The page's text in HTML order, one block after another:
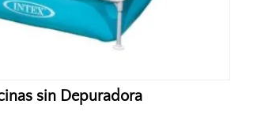
sin Depuradora